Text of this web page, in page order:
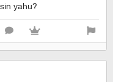
yahu?